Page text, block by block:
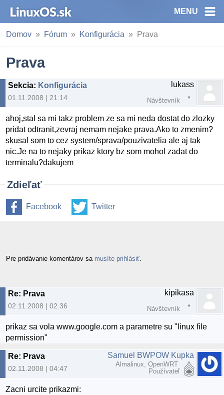
MENU
Domov Fórum Konfigurácia Prava
Prava
Sekcia: Konfigurácia
01.11.2008 | 21:14
lukass
Návštevník
ahoj,stal sa mi takz problem ze sa mi neda dostat do zlozky
pridat odtranit,zevraj nemam nejake prava.Ako to zmenim?
skusal som to cez system/sprava/pouzivatelia ale aj tak
nic.Je na to nejaky prikaz ktory bz som mohol zadat do
terminalu?dakujem
Zdieľať
Facebook Twitter
Pre pridávanie komentárov sa musíte prihlásiť
Re: Prava
02.11.2008 | 02:36
kipikasa
Návštevník
prikaz sa vola www.google.com a parametre su "linux file
permission"
Re: Prava
02.11.2008 | 04:47
Samuel BWPOW Kupka
Almalinux, OpenWRT
Používateľ
Zacni urcite prikazmi: